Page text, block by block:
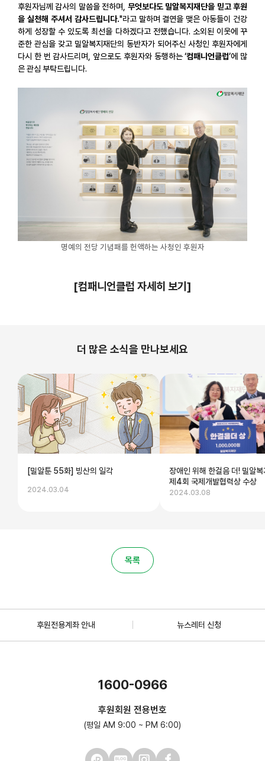
후원자님께 감사의 말씀을 전하며, 무엇보다도 밀알복지재단을 믿고 후원
을 실천해 주셔서 감사드립니다."라고 말하며 결연을 맺은 아동들이 건강
하게 성장할 수 있도록 최선을 다하겠다고 전했습니다. 소외된 이웃에 꾸
준한 관심을 갖고 밀알복지재단의 동반자가 되어주신 사청인 후원자에게
다시 한 번 감사드리며, 앞으로도 후원자와 동행하는 ‘컴패니언클럽’에 많
은 관심 부탁드립니다.
명예의 전당 기념패를 헌액하는 사청인 후원자
[컴패니언클럽 자세히 보기]
더 많은 소식을 만나보세요
[밀알툰 55화] 빙산의 일각
2024.03.04
장애인 위해 한걸음 더! 밀알
제4회 국제개발협력상 수상
2024.03.08
목록
후원전용계좌 안내 뉴스레터 신청
1600-0966
후원회원 전용번호
(평일 AM 9:00 ~ PM 6:00)